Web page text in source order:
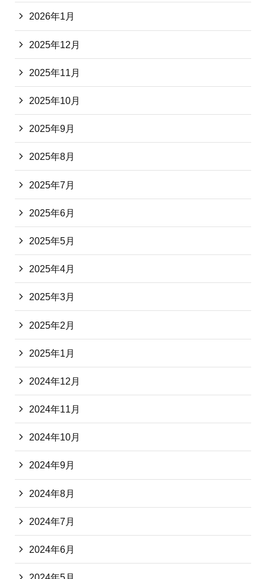
2026年1月
2025年12月
2025年11月
2025年10月
2025年9月
2025年8月
2025年7月
2025年6月
2025年5月
2025年4月
2025年3月
2025年2月
2025年1月
2024年12月
2024年11月
2024年10月
2024年9月
2024年8月
2024年7月
2024年6月